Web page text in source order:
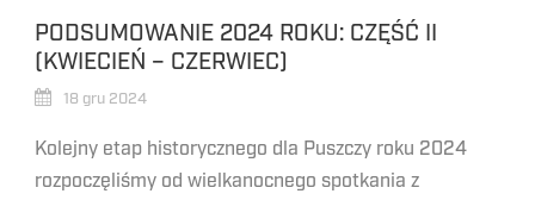
PODSUMOWANIE 2024 ROKU: CZĘŚĆ II
(KWIECIEŃ – CZERWIEC)
18 gru 2024
Kolejny etap historycznego dla Puszczy roku 2024
rozpoczęliśmy od wielkanocnego spotkania z